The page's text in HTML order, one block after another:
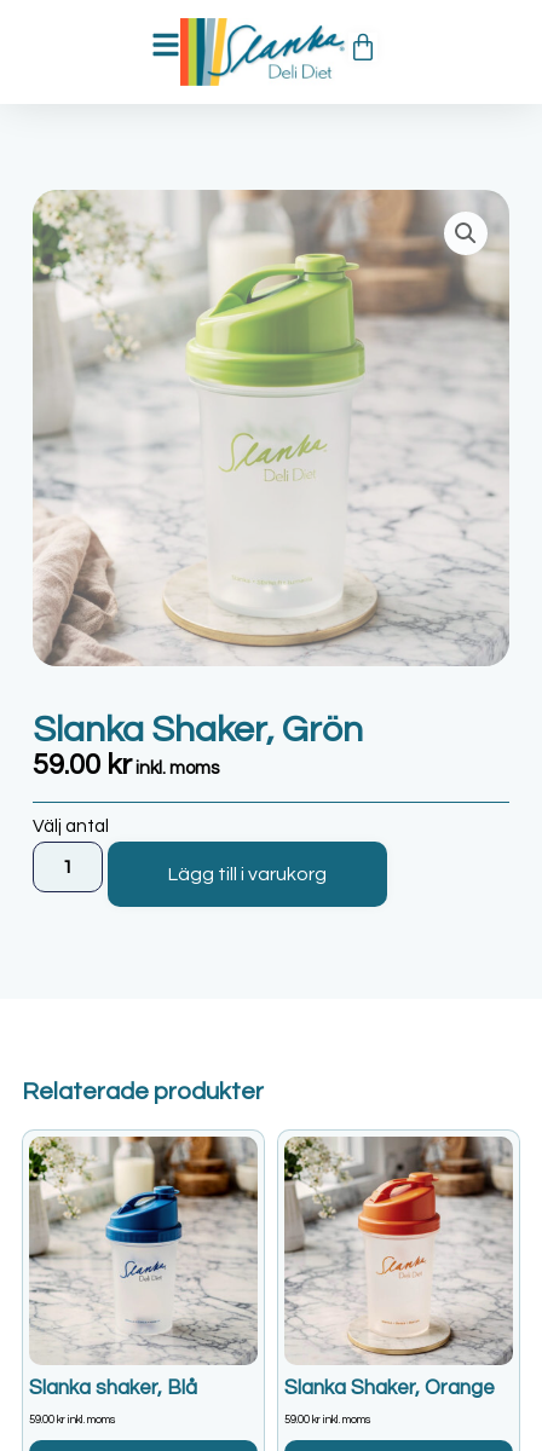
Slanka Shaker, Grön
59.00 kr inkl. moms
Välj antal
Lägg till i varukorg
Relaterade produkter
Slanka shaker, Blå
59.00 krinkl. moms
Slanka Shaker, Orange
59.00 kr inkl. moms